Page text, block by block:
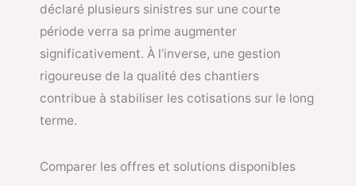
déclaré plusieurs sinistres sur une courte
période verra sa prime augmenter
significativement. À l’inverse, une gestion
rigoureuse de la qualité des chantiers
contribue à stabiliser les cotisations sur le long
terme.
Comparer les offres et solutions disponibles